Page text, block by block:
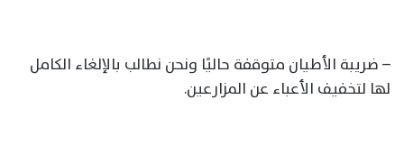
– ضريبة الأطيان متوقفة حاليًا ونحن نطالب بالإلغاء الكامل
لها لتخفيف الأعباء عن المزارعين.